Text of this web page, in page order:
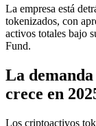
La empresa está
tokenizados, con
activos totales bajo
Fund.
La
crece en
Los criptoactivos